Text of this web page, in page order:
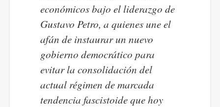
económicos bajo el liderazgo de
Gustavo Petro, a quienes une el
afán de instaurar un nuevo
gobierno democrático para
evitar la consolidación del
actual régimen de marcada
tendencia fascistoide que hoy